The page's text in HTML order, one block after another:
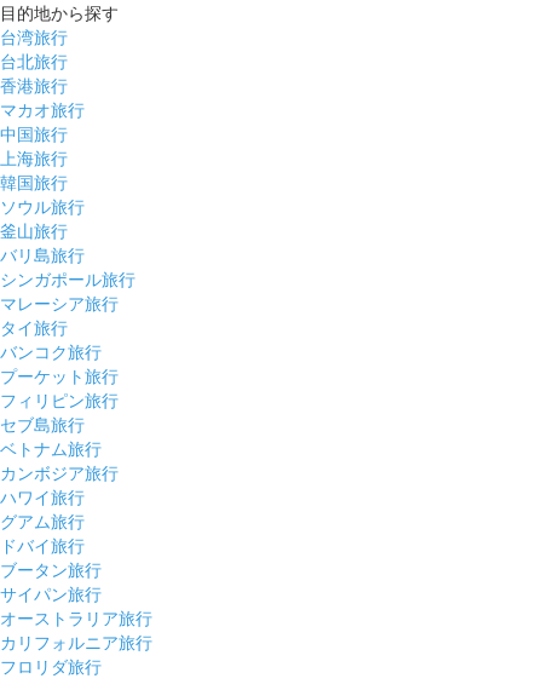
目的地から探す
台湾旅行
台北旅行
香港旅行
マカオ旅行
中国旅行
上海旅行
韓国旅行
ソウル旅行
釜山旅行
バリ島旅行
シンガポール旅行
マレーシア旅行
タイ旅行
バンコク旅行
プーケット旅行
フィリピン旅行
セブ島旅行
ベトナム旅行
カンボジア旅行
ハワイ旅行
グアム旅行
ドバイ旅行
ブータン旅行
サイパン旅行
オーストラリア旅行
カリフォルニア旅行
フロリダ旅行